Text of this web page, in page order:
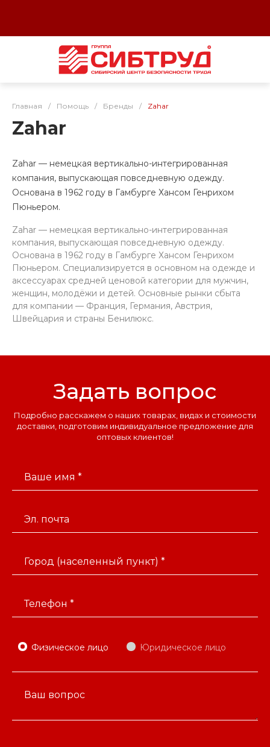
Главная / Помощь / Бренды / Zahar
Zahar
Zahar — немецкая вертикально-интегрированная
компания, выпускающая повседневную одежду.
Основана в 1962 году в Гамбурге Хансом Генрихом
Пюньером.
Zahar — немецкая вертикально-интегрированная
компания, выпускающая повседневную одежду.
Основана в 1962 году в Гамбурге Хансом Генрихом
Пюньером. Специализируется в основном на одежде и
аксессуарах средней ценовой категории для мужчин,
женщин, молодёжи и детей. Основные рынки сбыта
для компании — Франция, Германия, Австрия,
Швейцария и страны Бенилюкс.
Задать вопрос
Подробно расскажем о наших товарах, видах и стоимости
доставки, подготовим индивидуальное предложение для
оптовых клиентов!
Ваше имя *
Эл. почта
Город (населенный пункт) *
Телефон *
Физическое лицо Юридическое лицо
Ваш вопрос